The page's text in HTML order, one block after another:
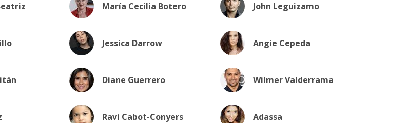
María Cecilia Botero John Leguizamo
Jessica Darrow Angie Cepeda
Diane Guerrero Wilmer Valderrama
Ravi Cabot-Conyers Adassa